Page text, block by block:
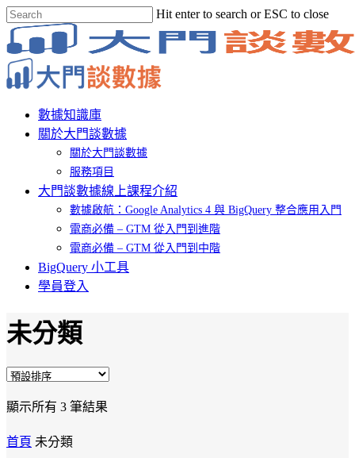
Skip
to
main
content
Hit enter to search or ESC to close
Close
Search
Menu
數據知識庫
關於大門談數據
關於大門談數據
服務項目
大門談數據線上課程介紹
數據啟航：Google Analytics 4 與 BigQuery 整合應用入門
電商必備 – GTM 從入門到進階
電商必備 – GTM 從入門到中階
BigQuery 小工具
學員登入
未分類
顯示所有 3 筆結果
首頁 未分類